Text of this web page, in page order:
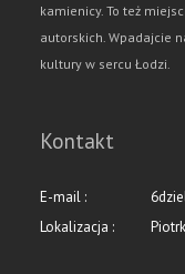
kamienicy. To też
autorskich. Wpadajcie
kultury w sercu Łodzi.
Kontakt
E-mail :
Lokalizacja :